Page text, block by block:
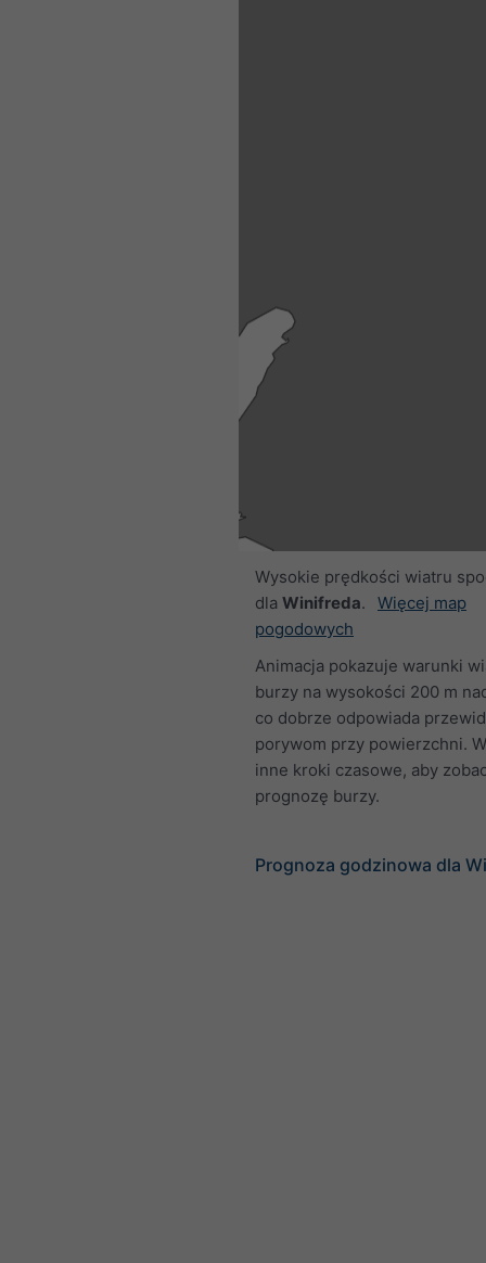
Wysokie prędkości wiatru
dla Winifreda.
Więcej map
pogodowych
Animacja pokazuje warunki
burzy na wysokości 200 m
co dobrze odpowiada
porywom przy powierzchni.
inne kroki czasowe, aby
prognozę burzy.
Prognoza godzinowa dla